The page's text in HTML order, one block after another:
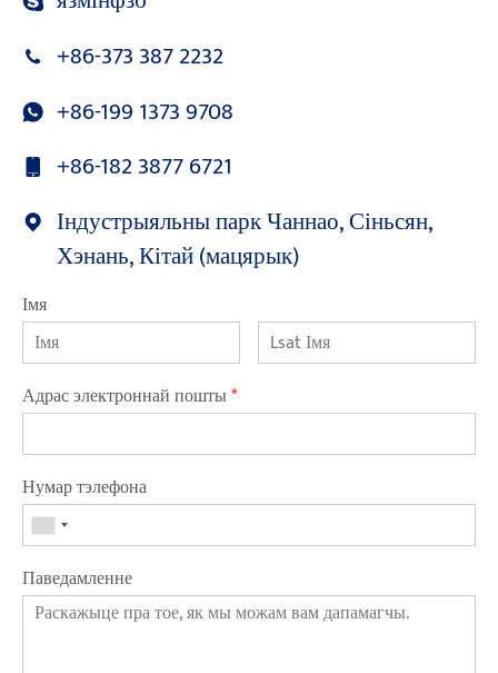
+86-373 387 2232
+86-199 1373 9708
+86-182 3877 6721
Індустрыяльны парк Чаннао, Сіньсян,
Хэнань, Кітай (мацярык)
Імя
Адрас электроннай пошты*
Нумар тэлефона
Паведамленне